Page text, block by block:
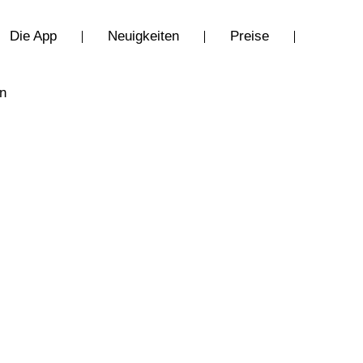
Die App Neuigkeiten Preise